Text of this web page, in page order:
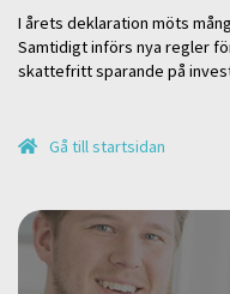
I årets deklaration möts
Samtidigt införs nya regler
skattefritt sparande på
Gå till startsidan